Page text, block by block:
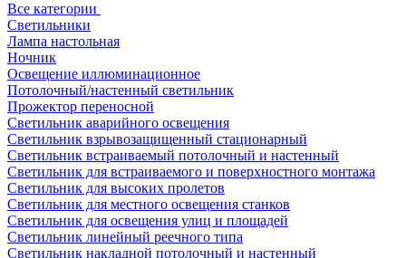
Все категории
Светильники
Лампа настольная
Ночник
Освещение иллюминационное
Потолочный/настенный светильник
Прожектор переносной
Светильник аварийного освещения
Светильник взрывозащищенный стационарный
Светильник встраиваемый потолочный и настенный
Светильник для встраиваемого и поверхностного монтажа
Светильник для высоких пролетов
Светильник для местного освещения станков
Светильник для освещения улиц и площадей
Светильник линейный реечного типа
Светильник накладной потолочный и настенный